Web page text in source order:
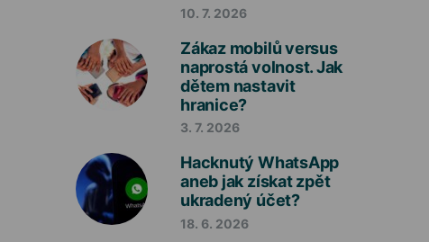
10. 7. 2026
Zákaz mobilů versus
naprostá volnost. Jak
dětem nastavit
hranice?
3. 7. 2026
Hacknutý WhatsApp
aneb jak získat zpět
ukradený účet?
18. 6. 2026